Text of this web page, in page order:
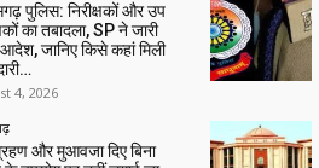
पुलिस: निरीक्षकों और उप
का तबादला, SP ने जारी
जानिए किसे कहां मिली
4, 2026
और मुआवजा दिए बिना